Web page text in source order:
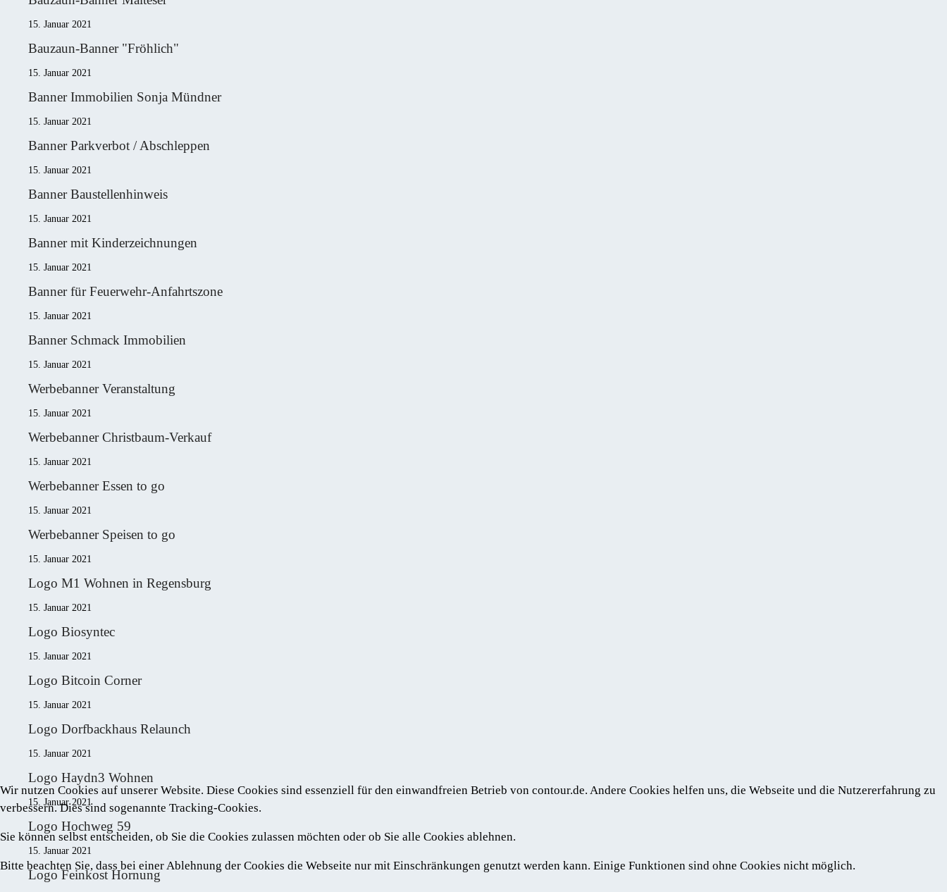
15. Januar 2021
Bauzaun-Banner "Fröhlich"
15. Januar 2021
Banner Immobilien Sonja Mündner
15. Januar 2021
Banner Parkverbot / Abschleppen
15. Januar 2021
Banner Baustellenhinweis
15. Januar 2021
Banner mit Kinderzeichnungen
15. Januar 2021
Banner für Feuerwehr-Anfahrtszone
15. Januar 2021
Banner Schmack Immobilien
15. Januar 2021
Werbebanner Veranstaltung
15. Januar 2021
Werbebanner Christbaum-Verkauf
15. Januar 2021
Werbebanner Essen to go
15. Januar 2021
Werbebanner Speisen to go
15. Januar 2021
Logo M1 Wohnen in Regensburg
15. Januar 2021
Logo Biosyntec
15. Januar 2021
Logo Bitcoin Corner
15. Januar 2021
Logo Dorfbackhaus Relaunch
15. Januar 2021
Logo Haydn3 Wohnen
15. Januar 2021
Logo Hochweg 59
15. Januar 2021
Logo Feinkost Hornung
Wir nutzen Cookies auf unserer Website. Diese Cookies sind essenziell für den einwandfreien Betrieb von contour.de. Andere Cookies helfen uns, die Webseite und die Nutzererfahrung zu
verbessern. Dies sind sogenannte Tracking-Cookies.
Sie können selbst entscheiden, ob Sie die Cookies zulassen möchten oder ob Sie alle Cookies ablehnen.
Bitte beachten Sie, dass bei einer Ablehnung der Cookies die Webseite nur mit Einschränkungen genutzt werden kann. Einige Funktionen sind ohne Cookies nicht möglich.